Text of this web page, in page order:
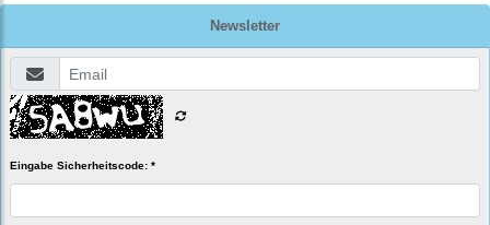
Newsletter
Eingabe Sicherheitscode: *